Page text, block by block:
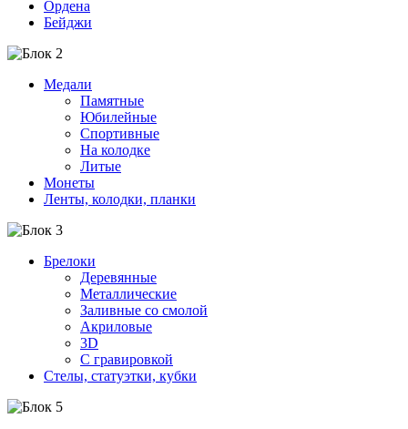
Ордена
Бейджи
Медали
Памятные
Юбилейные
Спортивные
На колодке
Литые
Монеты
Ленты, колодки, планки
Брелоки
Деревянные
Металлические
Заливные со смолой
Акриловые
3D
C гравировкой
Стелы, статуэтки, кубки